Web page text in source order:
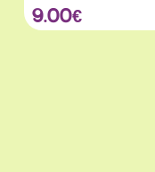
9.00€